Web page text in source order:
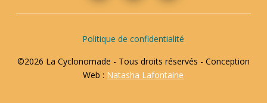
Politique de confidentialité
©2026 La Cyclonomade - Tous droits réservés - Conception
Web : Natasha Lafontaine